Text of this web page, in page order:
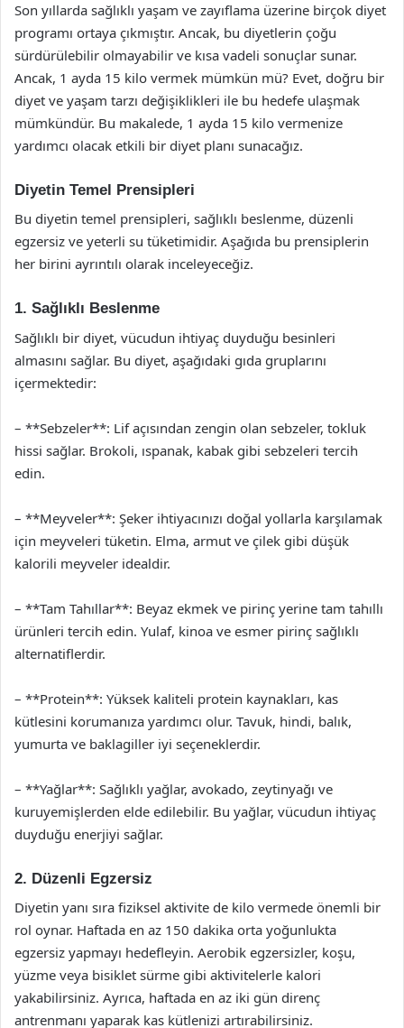
Son yıllarda sağlıklı yaşam ve zayıflama üzerine birçok diyet
programı ortaya çıkmıştır. Ancak, bu diyetlerin çoğu
sürdürülebilir olmayabilir ve kısa vadeli sonuçlar sunar.
Ancak, 1 ayda 15 kilo vermek mümkün mü? Evet, doğru bir
diyet ve yaşam tarzı değişiklikleri ile bu hedefe ulaşmak
mümkündür. Bu makalede, 1 ayda 15 kilo vermenize
yardımcı olacak etkili bir diyet planı sunacağız.
Diyetin Temel Prensipleri
Bu diyetin temel prensipleri, sağlıklı beslenme, düzenli
egzersiz ve yeterli su tüketimidir. Aşağıda bu prensiplerin
her birini ayrıntılı olarak inceleyeceğiz.
1. Sağlıklı Beslenme
Sağlıklı bir diyet, vücudun ihtiyaç duyduğu besinleri
almasını sağlar. Bu diyet, aşağıdaki gıda gruplarını
içermektedir:
– **Sebzeler**: Lif açısından zengin olan sebzeler, tokluk
hissi sağlar. Brokoli, ıspanak, kabak gibi sebzeleri tercih
edin.
– **Meyveler**: Şeker ihtiyacınızı doğal yollarla karşılamak
için meyveleri tüketin. Elma, armut ve çilek gibi düşük
kalorili meyveler idealdir.
– **Tam Tahıllar**: Beyaz ekmek ve pirinç yerine tam tahıllı
ürünleri tercih edin. Yulaf, kinoa ve esmer pirinç sağlıklı
alternatiflerdir.
– **Protein**: Yüksek kaliteli protein kaynakları, kas
kütlesini korumanıza yardımcı olur. Tavuk, hindi, balık,
yumurta ve baklagiller iyi seçeneklerdir.
– **Yağlar**: Sağlıklı yağlar, avokado, zeytinyağı ve
kuruyemişlerden elde edilebilir. Bu yağlar, vücudun ihtiyaç
duyduğu enerjiyi sağlar.
2. Düzenli Egzersiz
Diyetin yanı sıra fiziksel aktivite de kilo vermede önemli bir
rol oynar. Haftada en az 150 dakika orta yoğunlukta
egzersiz yapmayı hedefleyin. Aerobik egzersizler, koşu,
yüzme veya bisiklet sürme gibi aktivitelerle kalori
yakabilirsiniz. Ayrıca, haftada en az iki gün direnç
antrenmanı yaparak kas kütlenizi artırabilirsiniz.